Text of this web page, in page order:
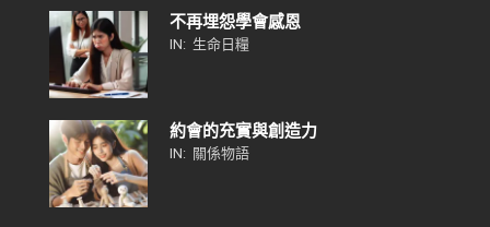
不再埋怨學會感恩
IN: 生命日糧
約會的充實與創造力
IN: 關係物語